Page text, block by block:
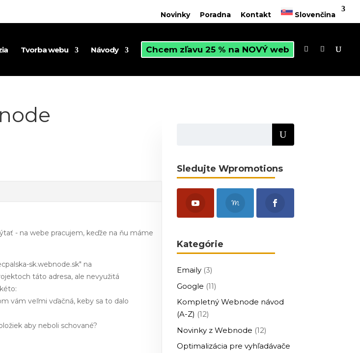
Novinky Poradna Kontakt Slovenčina
Tvorba webu Návody Chcem zľavu 25 % na NOVÝ web
- na webe pracujem, keďže na ňu máme
sk.webnode.sk" na
táto adresa, ale nevyužitá
vám veľmi vďačná, keby sa to dalo
aby neboli schované?
Sledujte Wpromotions
Kategórie
Emaily(3)
Google (11)
Kompletný Webnode návod
(A-Z) (12)
Novinky z Webnode (12)
Optimalizácia pre vyhľadávače